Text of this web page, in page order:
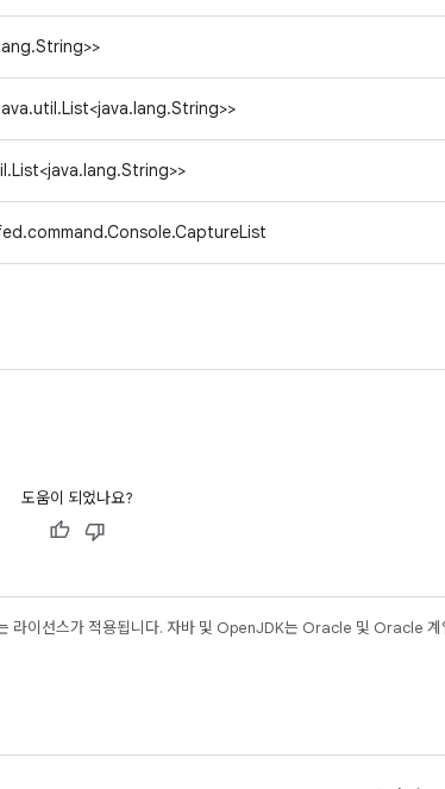
도움이 되었나요?
라이선스가 적용됩니다. 자바 및 OpenJDK는 Oracle 및 Oracle 계